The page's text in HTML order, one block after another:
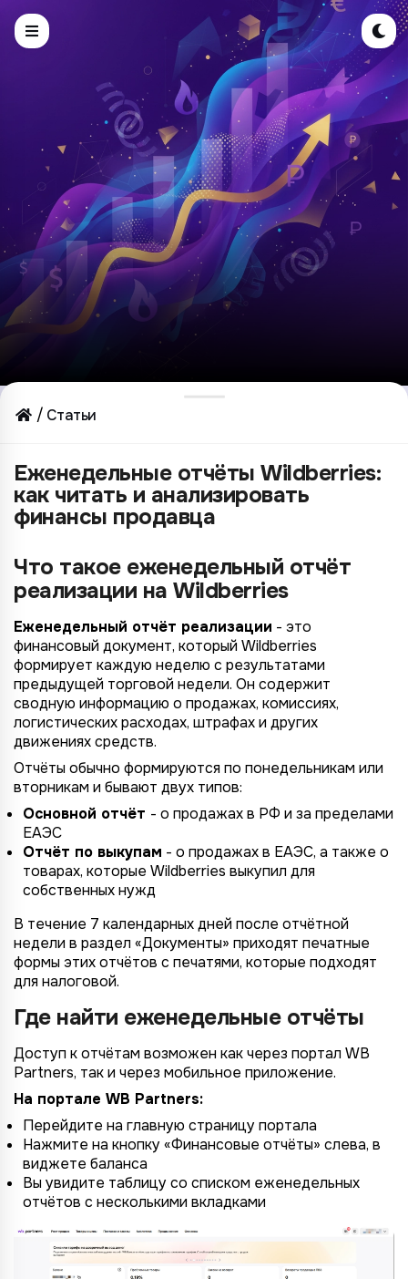
Статьи
Еженедельные отчёты Wildberries:
как читать и анализировать
финансы продавца
Что такое еженедельный отчёт
реализации на Wildberries
Еженедельный отчёт реализации - это
финансовый документ, который Wildberries
формирует каждую неделю с результатами
предыдущей торговой недели. Он содержит
сводную информацию о продажах, комиссиях,
логистических расходах, штрафах и других
движениях средств.
Отчёты обычно формируются по понедельникам или
вторникам и бывают двух типов:
Основной отчёт - о продажах в РФ и за пределами
ЕАЭС
Отчёт по выкупам - о продажах в ЕАЭС, а также о
товарах, которые Wildberries выкупил для
собственных нужд
В течение 7 календарных дней после отчётной
недели в раздел «Документы» приходят печатные
формы этих отчётов с печатями, которые подходят
для налоговой.
Где найти еженедельные отчёты
Доступ к отчётам возможен как через портал WB
Partners, так и через мобильное приложение.
На портале WB Partners:
Перейдите на главную страницу портала
Нажмите на кнопку «Финансовые отчёты» слева, в
виджете баланса
Вы увидите таблицу со списком еженедельных
отчётов с несколькими вкладками